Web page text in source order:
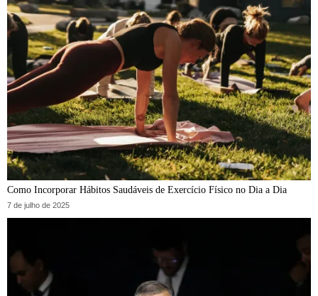
Como Incorporar Hábitos Saudáveis de Exercício Físico no Dia a Dia
7 de julho de 2025